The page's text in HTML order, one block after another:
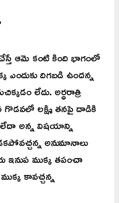
ఆమె కంటి కింది భాగంలో
ఎందుకు దిగబడి ఉందన్న
లేదు. అర్ధరాత్రి
లక్ష్మి తనపై దాడికి
అన్న విషయాన్ని
అనుమానాలు
ఇనుప ముక్క తపంచా
కావచ్చన్న